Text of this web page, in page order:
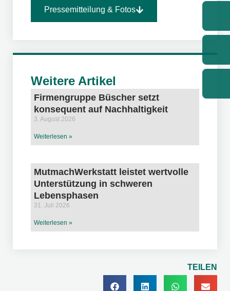
Pressemitteilung & Fotos
Weitere Artikel
Firmengruppe Büscher setzt
konsequent auf Nachhaltigkeit
3. August 2026
Weiterlesen »
MutmachWerkstatt leistet wertvolle
Unterstützung in schweren
Lebensphasen
31. Juli 2026
Weiterlesen »
TEILEN